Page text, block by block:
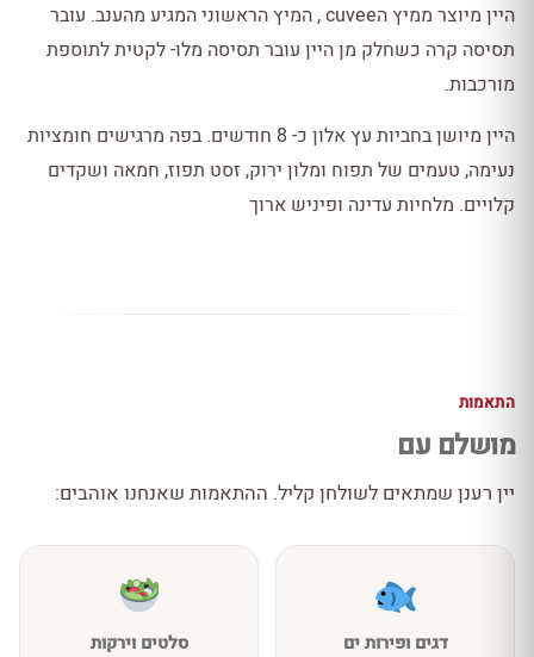
היין מיוצר ממיץ הcuvee , המיץ הראשוני המגיע מהענב. עובר
תסיסה קרה כשחלק מן היין עובר תסיסה מלו- לקטית לתוספת
מורכבות.
היין מיושן בחביות עץ אלון כ- 8 חודשים. בפה מרגישים חומציות
נעימה, טעמים של תפוח ומלון ירוק, זסט תפוז, חמאה ושקדים
קלויים. מלחיות עדינה ופיניש ארוך
התאמות
מושלם עם
יין רענן שמתאים לשולחן קליל. ההתאמות שאנחנו אוהבים:
דגים ופירות ים סלטים וירקות